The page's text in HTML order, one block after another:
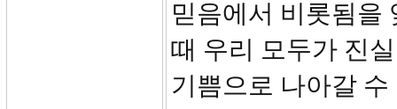
믿음에서 비롯됨을
때 우리 모두가 진
기쁨으로 나아갈